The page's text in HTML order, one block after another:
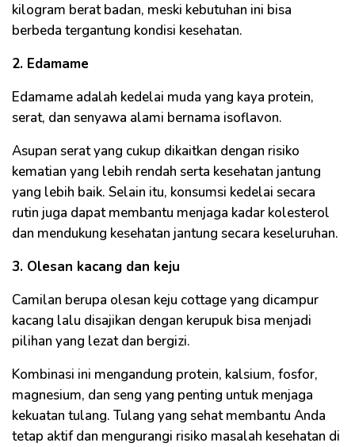
kilogram berat badan, meski kebutuhan ini bisa
berbeda tergantung kondisi kesehatan.
2. Edamame
Edamame adalah kedelai muda yang kaya protein,
serat, dan senyawa alami bernama isoflavon.
Asupan serat yang cukup dikaitkan dengan risiko
kematian yang lebih rendah serta kesehatan jantung
yang lebih baik. Selain itu, konsumsi kedelai secara
rutin juga dapat membantu menjaga kadar kolesterol
dan mendukung kesehatan jantung secara keseluruhan.
3. Olesan kacang dan keju
Camilan berupa olesan keju cottage yang dicampur
kacang lalu disajikan dengan kerupuk bisa menjadi
pilihan yang lezat dan bergizi.
Kombinasi ini mengandung protein, kalsium, fosfor,
magnesium, dan seng yang penting untuk menjaga
kekuatan tulang. Tulang yang sehat membantu Anda
tetap aktif dan mengurangi risiko masalah kesehatan di